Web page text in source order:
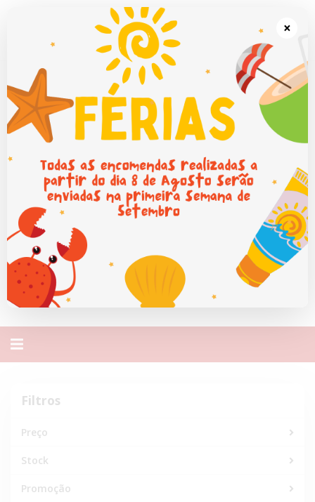
Portes grátis em Portugal Continental para encomendas superiores a
50€.
Alternar
Filtros
Preço
Stock
Promoção
×